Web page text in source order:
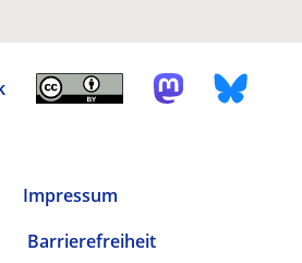
Impressum
Barrierefreiheit